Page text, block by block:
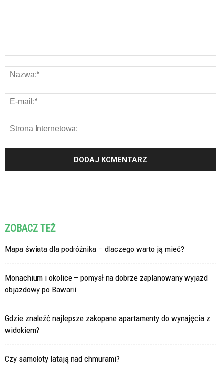
ZOBACZ TEŻ
Mapa świata dla podróżnika – dlaczego warto ją mieć?
Monachium i okolice – pomysł na dobrze zaplanowany wyjazd
objazdowy po Bawarii
Gdzie znaleźć najlepsze zakopane apartamenty do wynajęcia z
widokiem?
Czy samoloty latają nad chmurami?